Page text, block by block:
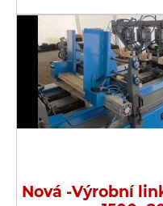
Nová -Výrobní